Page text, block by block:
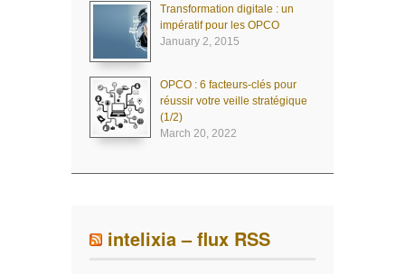
Transformation digitale : un
impératif pour les OPCO
January 2, 2015
OPCO : 6 facteurs-clés pour
réussir votre veille stratégique
(1/2)
March 20, 2022
intelixia – flux RSS